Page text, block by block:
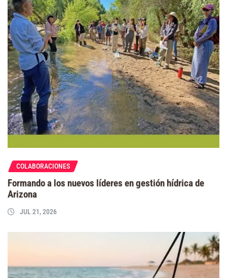
COLABORACIONES
Formando a los nuevos líderes en gestión hídrica de
Arizona
JUL 21, 2026